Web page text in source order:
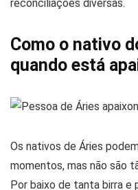
reconciliações diversas.
Como o nativo
quando está
Os nativos de Áries
momentos, mas não são
Por baixo de tanta birra